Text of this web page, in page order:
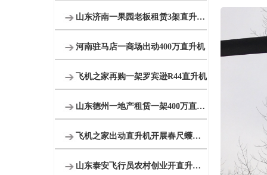
山东济南一果园老板租赁3架直升机开业庆典
河南驻马店一商场出动400万直升机
飞机之家再购一架罗宾逊R44直升机
山东德州一地产租赁一架400万直升机开业庆典
飞机之家出动直升机开展春尺蠖防治病虫害作业
山东泰安飞行员农村创业开直升机拍600亩樱桃园